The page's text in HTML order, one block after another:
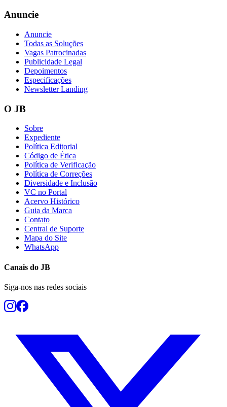
Anuncie
Anuncie
Todas as Soluções
Vagas Patrocinadas
Publicidade Legal
Depoimentos
Especificações
Newsletter Landing
O JB
Sobre
Expediente
Política Editorial
Código de Ética
Política de Verificação
Política de Correções
Diversidade e Inclusão
VC no Portal
Acervo Histórico
Guia da Marca
Contato
Central de Suporte
Mapa do Site
WhatsApp
Canais do JB
Siga-nos nas redes sociais